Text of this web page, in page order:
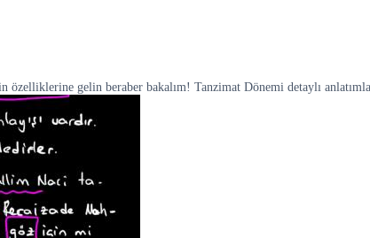
gelin beraber bakalım! Tanzimat Dönemi detaylı